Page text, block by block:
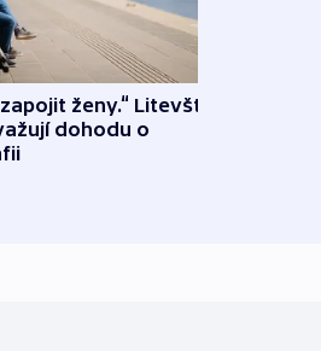
ženy.“ Litevští
dohodu o